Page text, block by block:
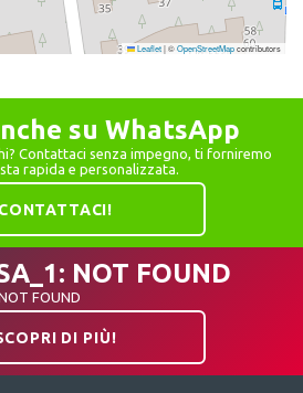
Leaflet|©OpenStreetMapcontributors
su WhatsApp
Contattaci senza impegno, ti forniremo
rapida e personalizzata.
CONTATTACI!
NOT FOUND
FOUND
DI PIÙ!